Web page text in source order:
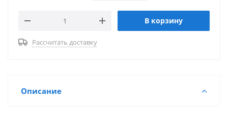
В корзину
Рассчитать доставку
Описание